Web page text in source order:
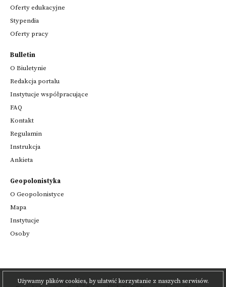
Używamy plików cookies, by ułatwić korzystanie z naszych serwisów.
Oferty edukacyjne
Stypendia
Oferty pracy
Bulletin
O Biuletynie
Redakcja portalu
Instytucje współpracujące
FAQ
Kontakt
Regulamin
Instrukcja
Ankieta
Geopolonistyka
O Geopolonistyce
Mapa
Instytucje
Osoby